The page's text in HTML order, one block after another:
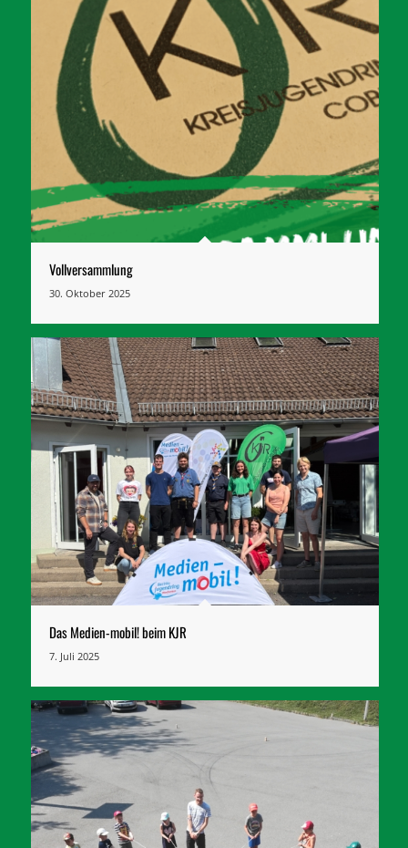
Vollversammlung
30. Oktober 2025
Das Medien-mobil! beim KJR
7. Juli 2025